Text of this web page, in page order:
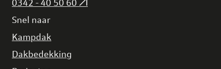
0342 - 40 50 60
Snel naar
Kampdak
Dakbedekking